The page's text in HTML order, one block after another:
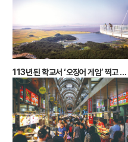
113년 된 학교서 ‘오징어 게임’ 찍고 화개산 전망대 올라 북녘땅을 한눈에